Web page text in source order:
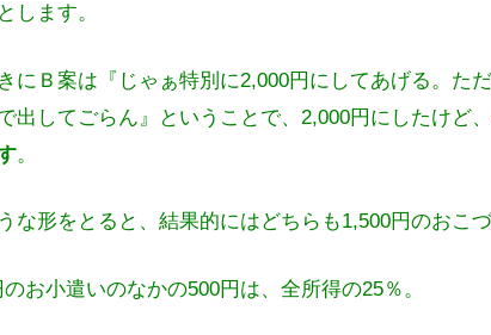
します。
にＢ案は『じゃぁ特別に2,000円にしてあげる。た
出してごらん』ということで、2,000円にしたけど、
。
な形をとると、結果的にはどちらも1,500円のおこ
お小遣いのなかの500円は、全所得の25％。